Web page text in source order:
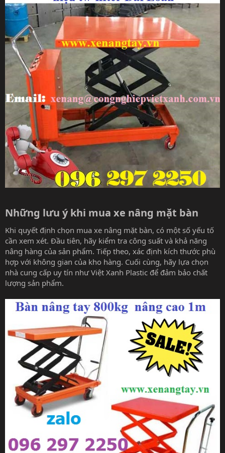
Những lưu ý khi mua xe nâng mặt bàn​
Khi quyết định chọn mua xe nâng mặt bàn, có một số yếu tố
cần xem xét. Đầu tiên, hãy kiểm tra công suất và khả năng
nâng hàng của sản phẩm. Tiếp theo, xác định kích thước phù
hợp với không gian của kho hàng. Cuối cùng, hãy lựa chọn
nhà cung cấp uy tín như Việt Xanh Plastic để đảm bảo chất
lượng sản phẩm.